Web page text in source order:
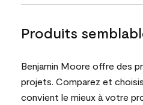
Produits
Benjamin Moore offre des
projets. Comparez et
convient le mieux à votre